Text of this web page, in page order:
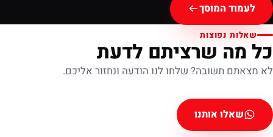
לעמוד המוסך
שאלות נפוצות
כל מה שרציתם לדעת
לא מצאתם תשובה? שלחו לנו הודעה ונחזור אליכם.
שאלו אותנו